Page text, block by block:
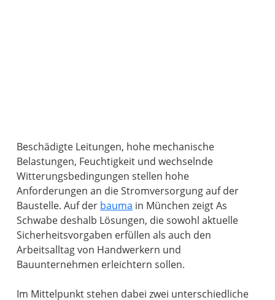
Beschädigte Leitungen, hohe mechanische
Belastungen, Feuchtigkeit und wechselnde
Witterungsbedingungen stellen hohe
Anforderungen an die Stromversorgung auf der
Baustelle. Auf der bauma in München zeigt As
Schwabe deshalb Lösungen, die sowohl aktuelle
Sicherheitsvorgaben erfüllen als auch den
Arbeitsalltag von Handwerkern und
Bauunternehmen erleichtern sollen.
Im Mittelpunkt stehen dabei zwei unterschiedliche